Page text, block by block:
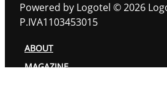
Powered by Logotel © 2026
P.IVA1103453015
ABOUT
MAGAZINE